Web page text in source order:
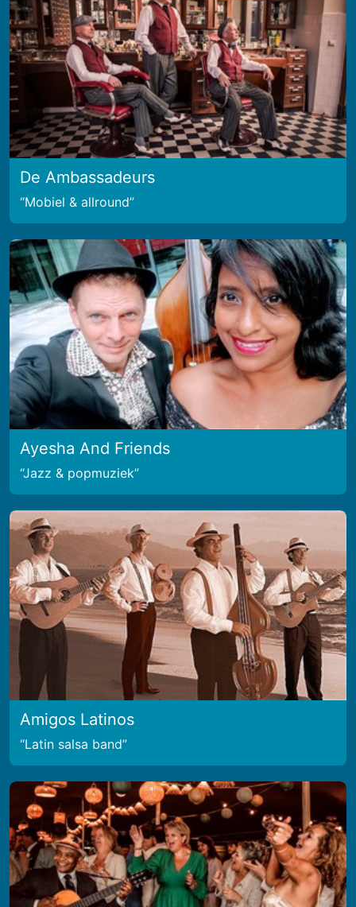
De Ambassadeurs
Mobiel & allround
Ayesha And Friends
Jazz & popmuziek
Amigos Latinos
Latin salsa band